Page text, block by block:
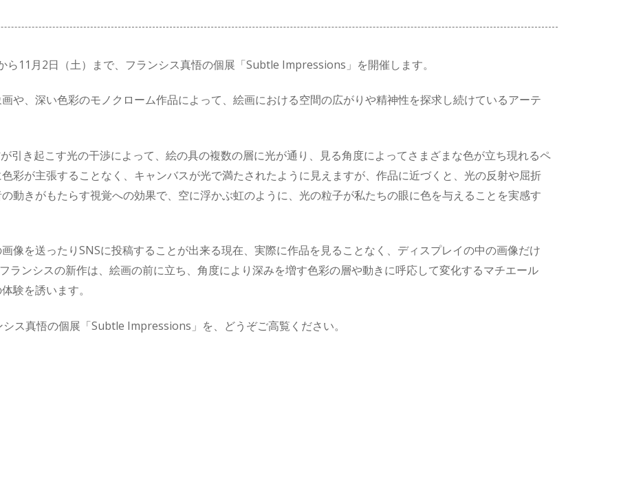
ら11 月2日（土）まで、フランシス真悟の個展「Subtle Impressions 」を開催します。
や、深い色彩のモノクローム作品によって、絵画における空間の広がりや精神性を探求し続けているアーテ
引き起こす光の干渉によって、絵の具の複数の層に光が通り、見る角度によってさまざまな色が立ち現れるペ
彩が主張することなく、キャンバスが光で満たされたように見えますが、作品に近づくと、光の反射や屈折
動きがもたらす視覚への効果で、空に浮かぶ虹のように、光の粒子が私たちの眼に色を与えることを実感す
像を送ったりSNSに投稿することが出来る現在、実際に作品を見ることなく、ディスプレイの中の画像だけ
ランシスの新作は、絵画の前に立ち、角度により深みを増す色彩の層や動きに呼応して変化するマチエール
験を誘います。
ス真悟の個展「Subtle Impressions」を、どうぞご高覧ください。